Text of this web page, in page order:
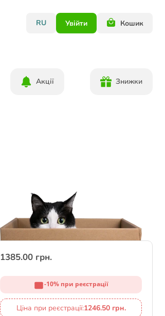
RU Увійти Кошик
Акції Знижки
1385.00 грн.
-10% при реєстрації
Ціна при реєстрації:1246.50 грн.